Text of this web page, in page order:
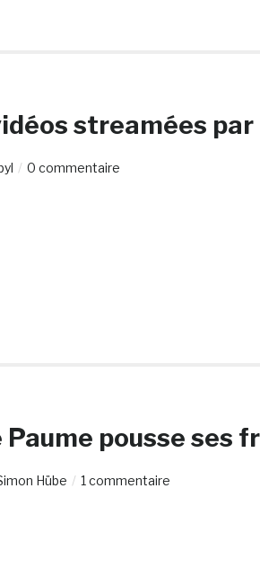
streamées
0 commentaire
pousse ses
Hübe 1 commentaire